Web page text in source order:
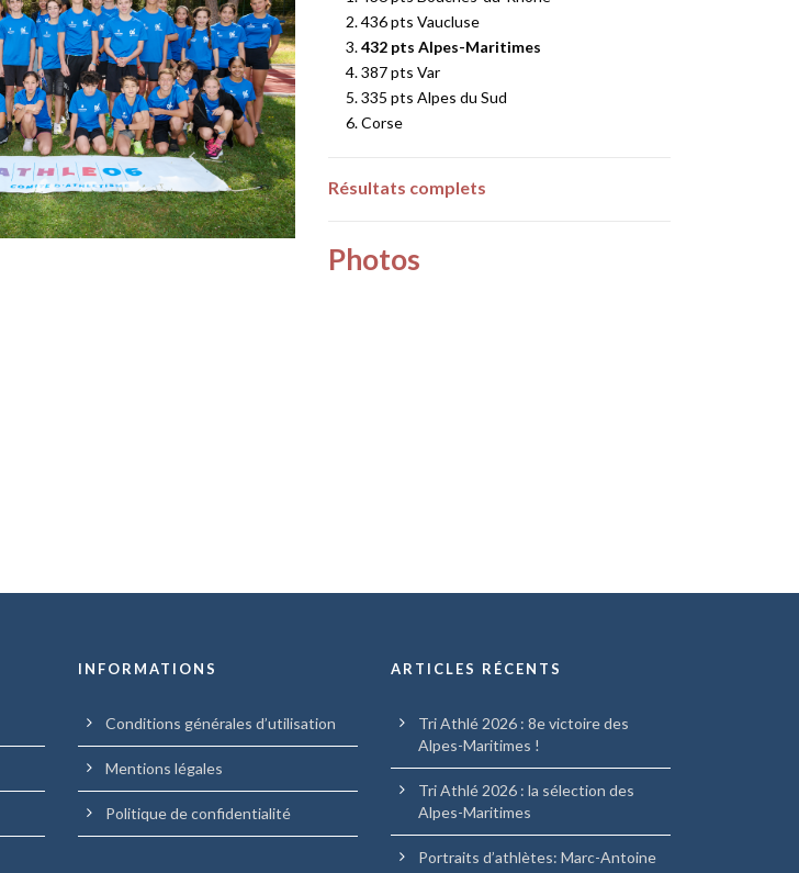
436 pts Vaucluse
432 pts Alpes-Maritimes
387 pts Var
335 pts Alpes du Sud
Corse
Résultats complets
Photos
INFORMATIONS
Conditions générales d’utilisation
Mentions légales
Politique de confidentialité
ARTICLES RÉCENTS
Tri Athlé 2026 : 8e victoire des
Alpes-Maritimes !
Tri Athlé 2026 : la sélection des
Alpes-Maritimes
Portraits d’athlètes: Marc-Antoine